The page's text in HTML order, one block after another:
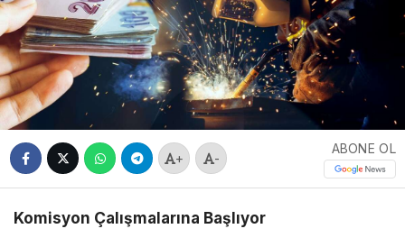
+ -
ABONE OL
Komisyon Çalışmalarına Başlıyor